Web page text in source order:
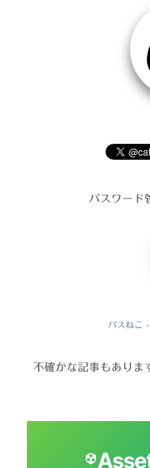
パスワード
パスねこ
不確かな記事もありま